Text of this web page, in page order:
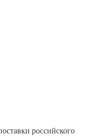
российского